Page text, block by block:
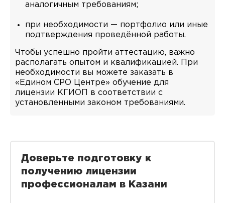
аналогичным требованиям;
при необходимости — портфолио или иные
подтверждения проведённой работы.
Чтобы успешно пройти аттестацию, важно
располагать опытом и квалификацией. При
необходимости вы можете заказать в
«Едином СРО Центре» обучение для
лицензии КГИОП в соответствии с
установленными законом требованиями.
Доверьте подготовку к
получению лицензии
профессионалам в Казани